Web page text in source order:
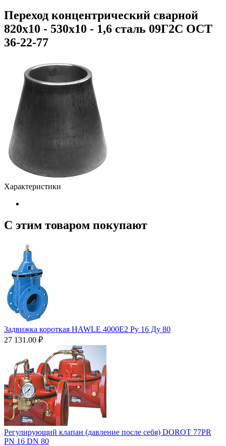
Переход концентрический сварной
820х10 - 530х10 - 1,6 сталь 09Г2С ОСТ
36-22-77
Характеристики
С этим товаром покупают
Задвижка короткая HAWLE 4000Е2 Ру 16 Ду 80
27 131.00 ₽
Регулирующий клапан (давление после себя) DOROT 77PR
PN 16 DN 80